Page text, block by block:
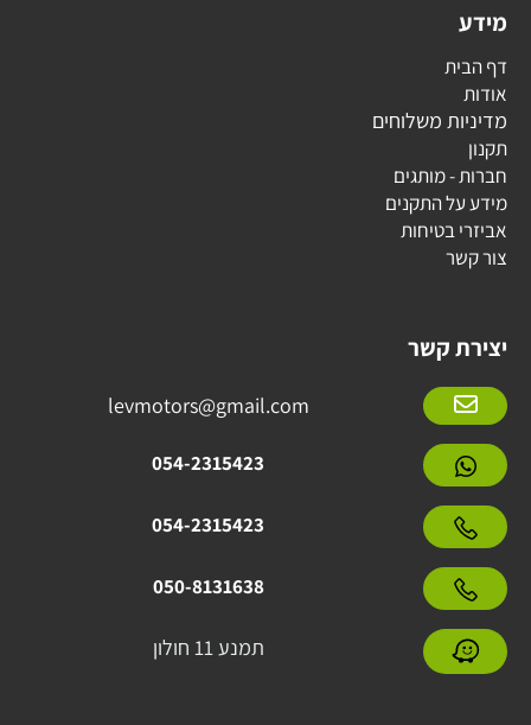
מידע
דף הבית
אודות
מדיניות משלוחים
תקנון
חברות - מותגים
מידע על התקנים
אביזרי בטיחות
צור קשר
יצירת קשר
levmotors@gmail.com
054-2315423
054-2315423
050-8131638
תמנע 11 חולון